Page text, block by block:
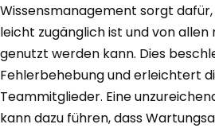
Wissensmanagement sorgt dafür,
leicht zugänglich ist und von
genutzt werden kann. Dies
Fehlerbehebung und erleichtert
Teammitglieder. Eine
kann dazu führen, dass